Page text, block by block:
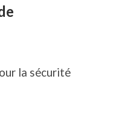
la sécurité